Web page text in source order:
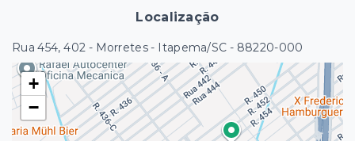
Localização
Rua 454, 402 - Morretes - Itapema/SC - 88220-000
+
−